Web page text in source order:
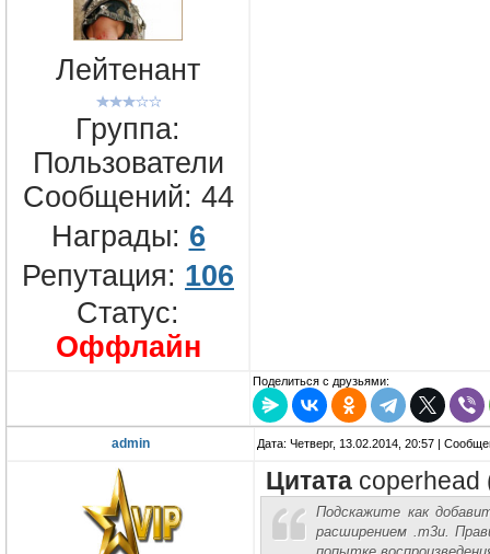
Лейтенант
Группа:
Пользователи
Сообщений: 44
Награды: 6
Репутация: 106
Статус:
Оффлайн
Поделиться с друзьями:
admin Дата: Четверг, 13.02.2014, 20:57 |
Цитата coperhead
Подскажите как
расширением .m3u.